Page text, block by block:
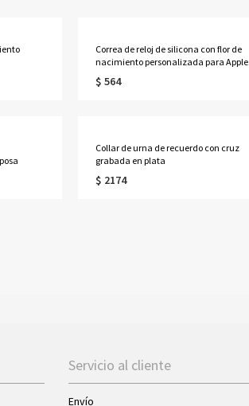
Correa de reloj de silicona con flor de
nacimiento personalizada para Apple
Watch
$ 564
Collar de urna de recuerdo con cruz
grabada en plata
$ 2174
Servicio al cliente
Envío